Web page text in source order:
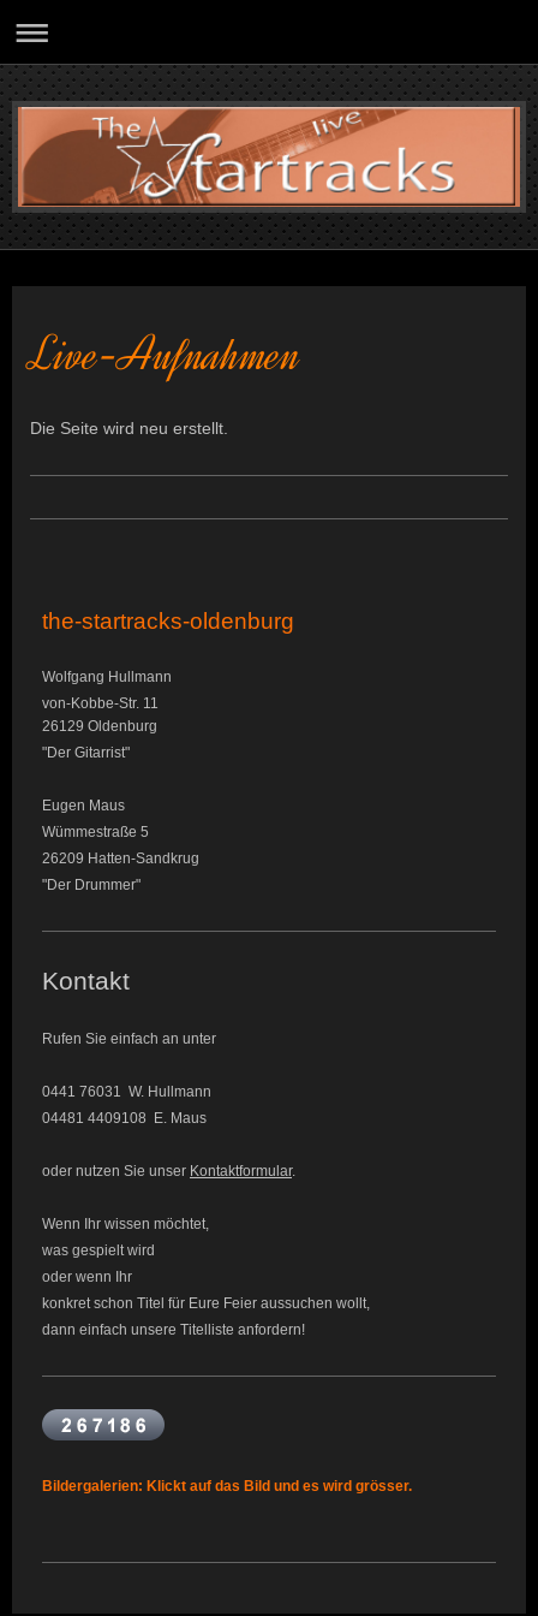
Live-Aufnahmen
Die Seite wird neu erstellt.
the-startracks-oldenburg
Wolfgang Hullmann
von-Kobbe-Str. 11
26129 Oldenburg
"Der Gitarrist"
Eugen Maus
Wümmestraße 5
26209 Hatten-Sandkrug
"Der Drummer"
Kontakt
Rufen Sie einfach an unter
0441 76031 W. Hullmann
04481 4409108 E. Maus
oder nutzen Sie unser Kontaktformular.
Wenn Ihr wissen möchtet,
was gespielt wird
oder wenn Ihr
konkret schon Titel für Eure Feier aussuchen wollt,
dann einfach unsere Titelliste anfordern!
Bildergalerien: Klickt auf das Bild und es wird grösser.